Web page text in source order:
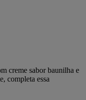
creme sabor baunilha e
completa essa